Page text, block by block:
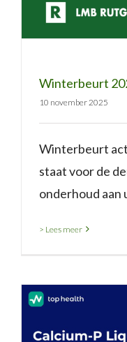
Winterbeurt
10 november 2025
Winterbeurt
staat voor de
onderhoud aan
> Lees meer